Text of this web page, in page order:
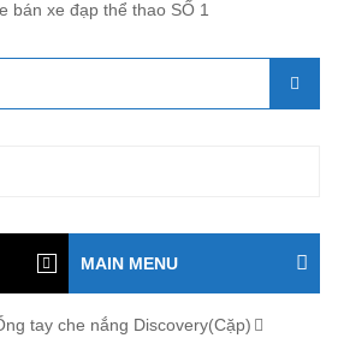
MAIN MENU
tay che nắng Discovery(Cặp)